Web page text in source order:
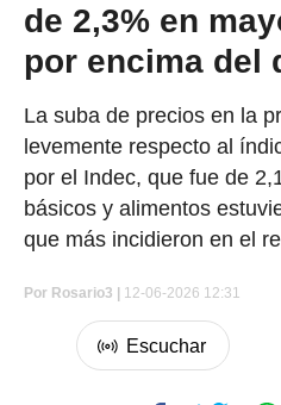
de 2,3% en
por encima del
La suba de precios en la
levemente respecto al
por el Indec, que fue de
básicos y alimentos
que más incidieron en el
Por Rosario3 | 12-06-2026 12:31